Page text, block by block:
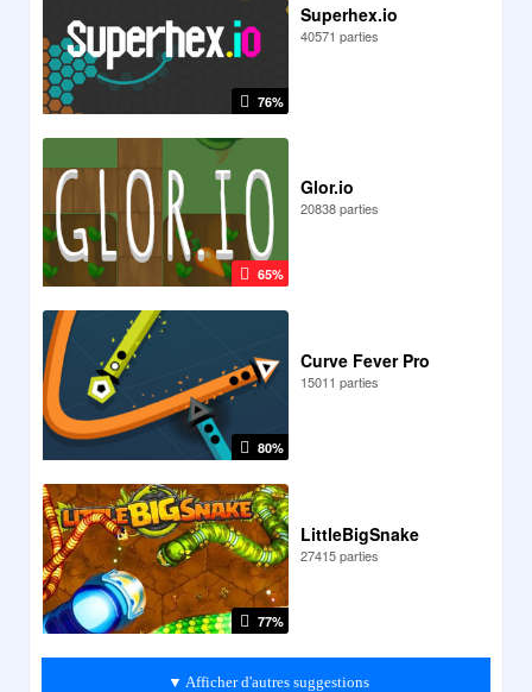
76%
Superhex.io
40571 parties
65%
Glor.io
20838 parties
80%
Curve Fever Pro
15011 parties
77%
LittleBigSnake
27415 parties
▼ Afficher d'autres suggestions